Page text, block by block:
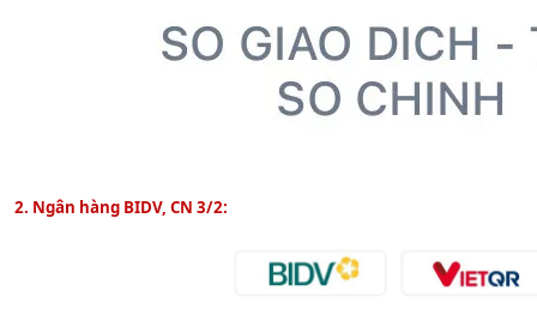
2. Ngân hàng BIDV, CN 3/2: